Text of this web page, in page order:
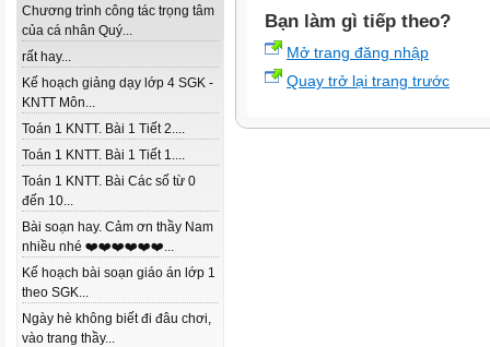
Chương trình công tác trọng tâm
của cá nhân Quý...
rất hay...
Kế hoạch giảng dạy lớp 4 SGK -
KNTT Môn...
Toán 1 KNTT. Bài 1 Tiết 2....
Toán 1 KNTT. Bài 1 Tiết 1....
Toán 1 KNTT. Bài Các số từ 0
đến 10...
Bài soạn hay. Cảm ơn thầy Nam
nhiều nhé ❤️❤️❤️❤️❤️❤️...
Kế hoạch bài soạn giáo án lớp 1
theo SGK...
Ngày hè không biết đi đâu chơi,
vào trang thầy...
Bạn làm gì tiếp theo?
Mở trang đăng nhập
Quay trở lại trang trước